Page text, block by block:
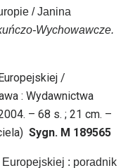
/ Janina
Wychowawcze.
/
: Wydawnictwa
– 68 s. ; 21 cm. –
Sygn. M 189565
: poradnik